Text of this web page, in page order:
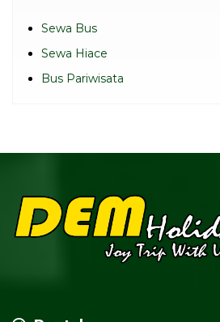
Sewa Bus
Sewa Hiace
Bus Pariwisata